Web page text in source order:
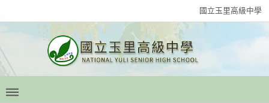
國立玉里高級中學